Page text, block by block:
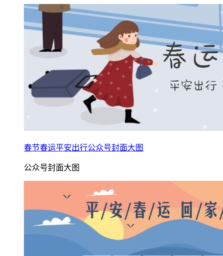
春节春运平安出行公众号封面大图
公众号封面大图